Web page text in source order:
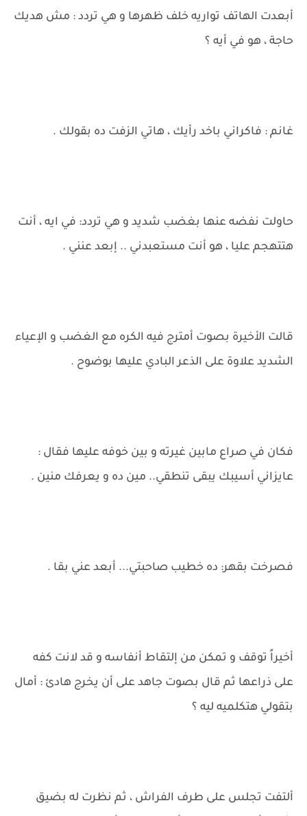
أبعدت الهاتف تواريه خلف ظهرها و هي تردد : مش هديك
حاجة ، هو في أيه ؟
غانم : فاكراني باخد رأيك ، هاتي الزفت ده بقولك .
حاولت نفضه عنها بغضب شديد و هي تردد: في ايه ، أنت
هتتهجم عليا ، هو أنت مستعبدني .. إبعد عنني .
قالت الأخيرة بصوت أمترج فيه الكره مع الغضب و الإعياء
الشديد علاوة على الذعر البادي عليها بوضوح .
فكان في صراع مابين غيرته و بين خوفه عليها فقال :
عايزاني أسيبك يبقى تنطقي.. مين ده و يعرفك منين .
فصرخت بقهر: ده خطيب صاحبتي... أبعد عني بقا .
أخيراً توقف و تمكن من إلتقاط أنفاسه و قد لانت كفه
على ذراعها ثم قال بصوت جاهد على أن يخرج هادئ : أمال
بتقولي هتكلميه ليه ؟
ألتفت تجلس على طرف الفراش ، ثم نظرت له بضيق